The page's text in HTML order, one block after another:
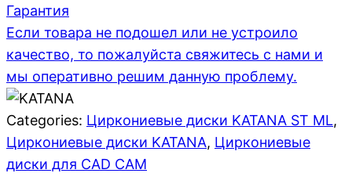
Гарантия
Если товара не подошел или не устроило
качество, то пожалуйста свяжитесь с нами и
мы оперативно решим данную проблему.
Categories: Циркониевые диски KATANA ST ML,
Циркониевые диски KATANA, Циркониевые
диски для CAD CAM